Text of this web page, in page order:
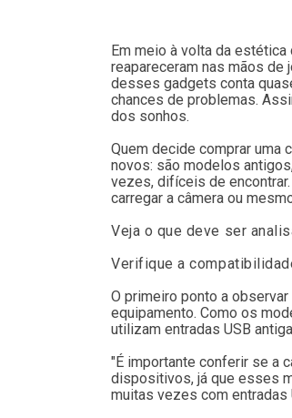
Em meio à volta da
reapareceram nas mãos de
desses gadgets conta
chances de problemas.
dos sonhos.
Quem decide comprar uma
novos: são modelos
vezes, difíceis de
carregar a câmera ou
Veja o que deve ser
Verifique a
O primeiro ponto a
equipamento. Como os
utilizam entradas USB
"É importante conferir se a
dispositivos, já que esses
muitas vezes com entradas